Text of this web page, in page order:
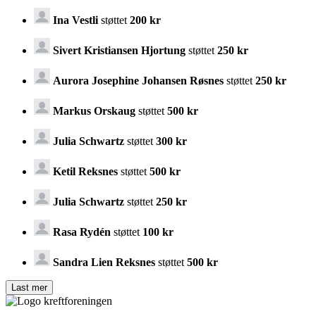
Ina Vestli støttet 200 kr
Sivert Kristiansen Hjortung støttet 250 kr
Aurora Josephine Johansen Røsnes støttet 250 kr
Markus Orskaug støttet 500 kr
Julia Schwartz støttet 300 kr
Ketil Reksnes støttet 500 kr
Julia Schwartz støttet 250 kr
Rasa Rydén støttet 100 kr
Sandra Lien Reksnes støttet 500 kr